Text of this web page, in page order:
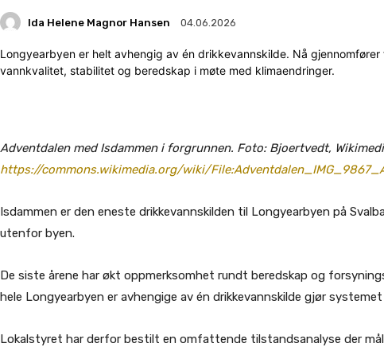
Ida Helene Magnor Hansen 04.06.2026
Longyearbyen er helt avhengig av én drikkevannskilde. Nå
vannkvalitet, stabilitet og beredskap i møte med klimaendringer.
Adventdalen med Isdammen i forgrunnen. Foto: Bjoertvedt,
https://commons.wikimedia.org/wiki/
Isdammen er den eneste drikkevannskilden til Longyearbyen på
utenfor byen.
De siste årene har økt oppmerksomhet rundt beredskap og
hele Longyearbyen er avhengige av én drikkevannskilde gjør
Lokalstyret har derfor bestilt en omfattende tilstandsanalyse der